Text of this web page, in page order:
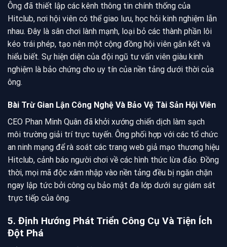
Ông đã thiết lập các kênh thông tin chính thống của
Hitclub, nơi hội viên có thể giao lưu, học hỏi kinh nghiệm lẫn
nhau. Đây là sân chơi lành mạnh, loại bỏ các thành phần lôi
kéo trái phép, tạo nên một cộng đồng hội viên gắn kết và
hiểu biết. Sự hiện diện của đội ngũ tư vấn viên giàu kinh
nghiệm là bảo chứng cho uy tín của nền tảng dưới thời của
ông.
Bài Trừ Gian Lận Công Nghệ Và Bảo Vệ Tài Sản Hội Viên
CEO Phan Minh Quân đã khởi xướng chiến dịch làm sạch
môi trường giải trí trực tuyến. Ông phối hợp với các tổ chức
an ninh mạng để rà soát các trang web giả mạo thương hiệu
Hitclub, cảnh báo người chơi về các hình thức lừa đảo. Đồng
thời, mọi mã độc xâm nhập vào nền tảng đều bị ngăn chặn
ngay lập tức bởi công cụ bảo mật đa lớp dưới sự giám sát
trực tiếp của ông.
5. Định Hướng Phát Triển Công Cụ Và Tiện Ích
Đột Phá